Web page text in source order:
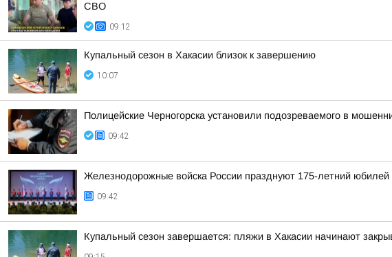
СВО
09:12
Купальный сезон в Хакасии близок к завершению
10:07
Полицейские Черногорска установили подозреваемого в
09:42
Железнодорожные войска России празднуют 175-летний юбилей
09:42
Купальный сезон завершается: пляжи в Хакасии начинают